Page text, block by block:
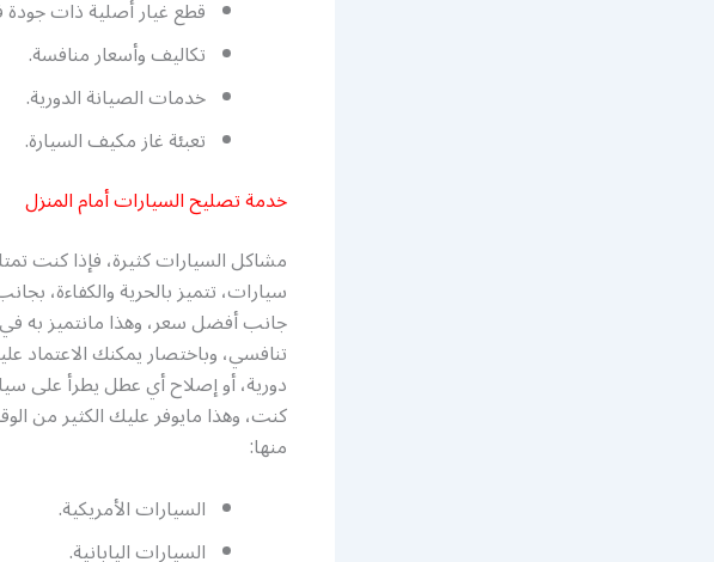
قطع غيار أصلية ذات جودة
تكاليف وأسعار منافسة.
خدمات الصيانة الدورية.
تعبئة غاز مكيف السيارة.
خدمة تصليح السيارات أمام المنزل
مشاكل السيارات كثيرة، فإذا كنت
سيارات، تتميز بالحرية والكفاءة،
جانب أفضل سعر، وهذا مانتميز به في
تنافسي، وباختصار يمكنك
دورية، أو إصلاح أي عطل يطرأ على
كنت، وهذا مايوفر عليك الكثير من
منها:
السيارات الأمريكية.
السيارات اليابانية.